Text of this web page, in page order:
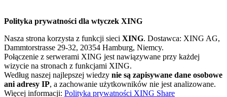
Polityka prywatności dla wtyczek XING
Nasza strona korzysta z funkcji sieci XING. Dostawca: XING AG,
Dammtorstrasse 29-32, 20354 Hamburg, Niemcy.
Połączenie z serwerami XING jest nawiązywane przy każdej
wizycie na stronach z funkcjami XING.
Według naszej najlepszej wiedzy nie są zapisywane dane osobowe
ani adresy IP, a zachowanie użytkowników nie jest analizowane.
Więcej informacji: Polityka prywatności XING Share